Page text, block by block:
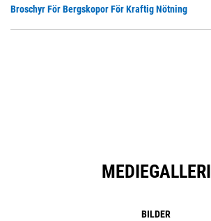
Broschyr För Bergskopor För Kraftig Nötning
MEDIEGALLERI
BILDER